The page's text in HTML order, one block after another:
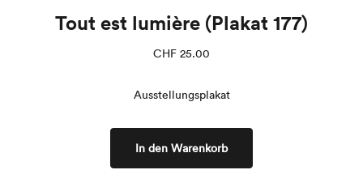
Tout est lumière (Plakat 177)
CHF 25.00
Ausstellungsplakat
In den Warenkorb